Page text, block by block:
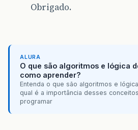
Obrigado.
ALURA
O que são algoritmos e lógica
como aprender?
Entenda o que são algoritmos e
qual é a importância desses
programar